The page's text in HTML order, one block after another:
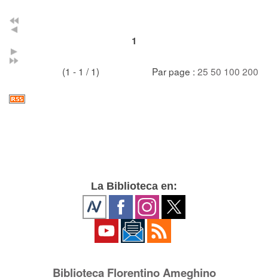
1
(1 - 1 / 1) Par page : 25 50 100 200
La Biblioteca en:
Biblioteca Florentino Ameghino